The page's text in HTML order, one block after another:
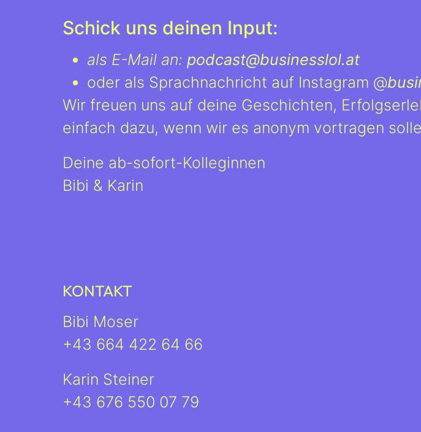
Schick uns deinen Input:
als E-Mail an: podcast@businesslol.at
oder als Sprachnachricht auf Instagram @
Wir freuen uns auf deine Geschichten,
einfach dazu, wenn wir es anonym vortragen
Deine ab-sofort-Kolleginnen
Bibi & Karin
KONTAKT
Bibi Moser
+43 664 422 64 66
Karin Steiner
+43 676 550 07 79